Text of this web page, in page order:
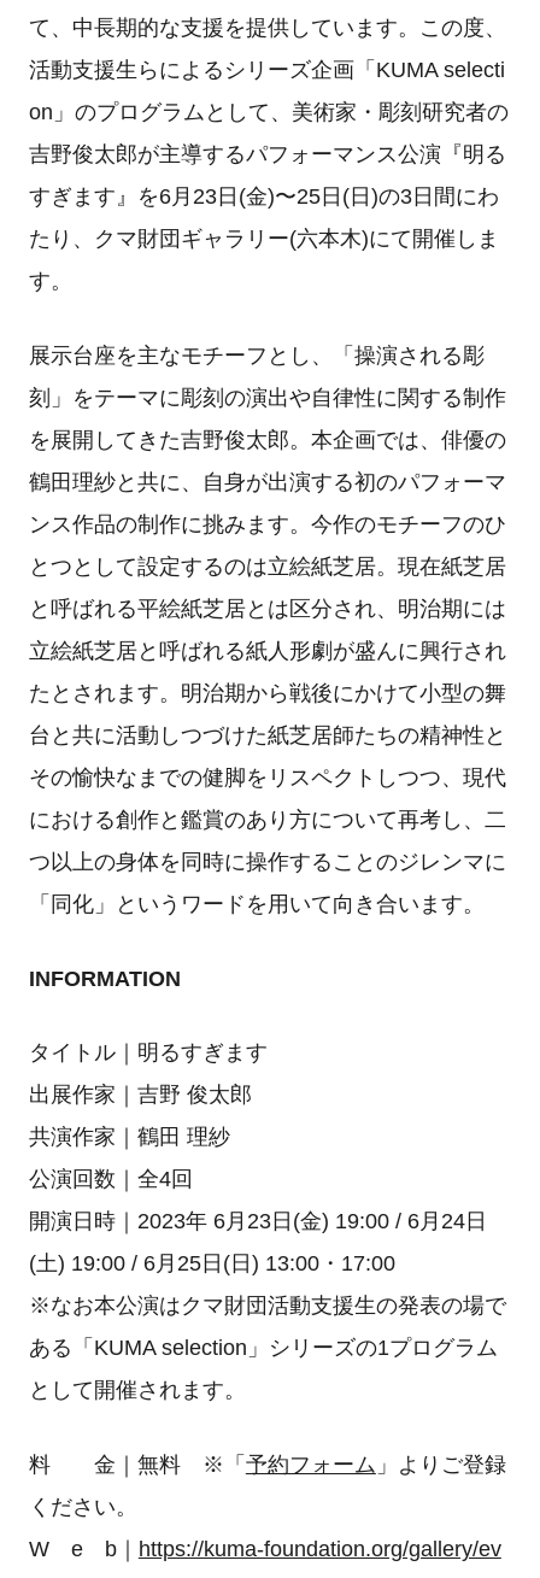
て、中長期的な支援を提供しています。この度、
活動支援生らによるシリーズ企画「KUMA selecti
on」のプログラムとして、美術家・彫刻研究者の
吉野俊太郎が主導するパフォーマンス公演『明る
すぎます』を6月23日(金)〜25日(日)の3日間にわ
たり、クマ財団ギャラリー(六本木)にて開催しま
す。
展示台座を主なモチーフとし、「操演される彫
刻」をテーマに彫刻の演出や自律性に関する制作
を展開してきた吉野俊太郎。本企画では、俳優の
鶴田理紗と共に、自身が出演する初のパフォーマ
ンス作品の制作に挑みます。今作のモチーフのひ
とつとして設定するのは立絵紙芝居。現在紙芝居
と呼ばれる平絵紙芝居とは区分され、明治期には
立絵紙芝居と呼ばれる紙人形劇が盛んに興行され
たとされます。明治期から戦後にかけて小型の舞
台と共に活動しつづけた紙芝居師たちの精神性と
その愉快なまでの健脚をリスペクトしつつ、現代
における創作と鑑賞のあり方について再考し、二
つ以上の身体を同時に操作することのジレンマに
「同化」というワードを用いて向き合います。
INFORMATION
タイトル｜明るすぎます
出展作家｜吉野 俊太郎
共演作家｜鶴田 理紗
公演回数｜全4回
開演日時｜2023年 6月23日(金) 19:00 / 6月24日
(土) 19:00 / 6月25日(日) 13:00・17:00
※なお本公演はクマ財団活動支援生の発表の場で
ある「KUMA selection」シリーズの1プログラム
として開催されます。
料 金｜無料 ※「 予約フォーム 」よりご登録
ください。
W e b｜
https://kuma-foundation.org/gallery/ev